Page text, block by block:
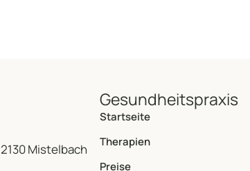
Mistelbach
Gesundheitspraxis
Startseite
Therapien
Preise